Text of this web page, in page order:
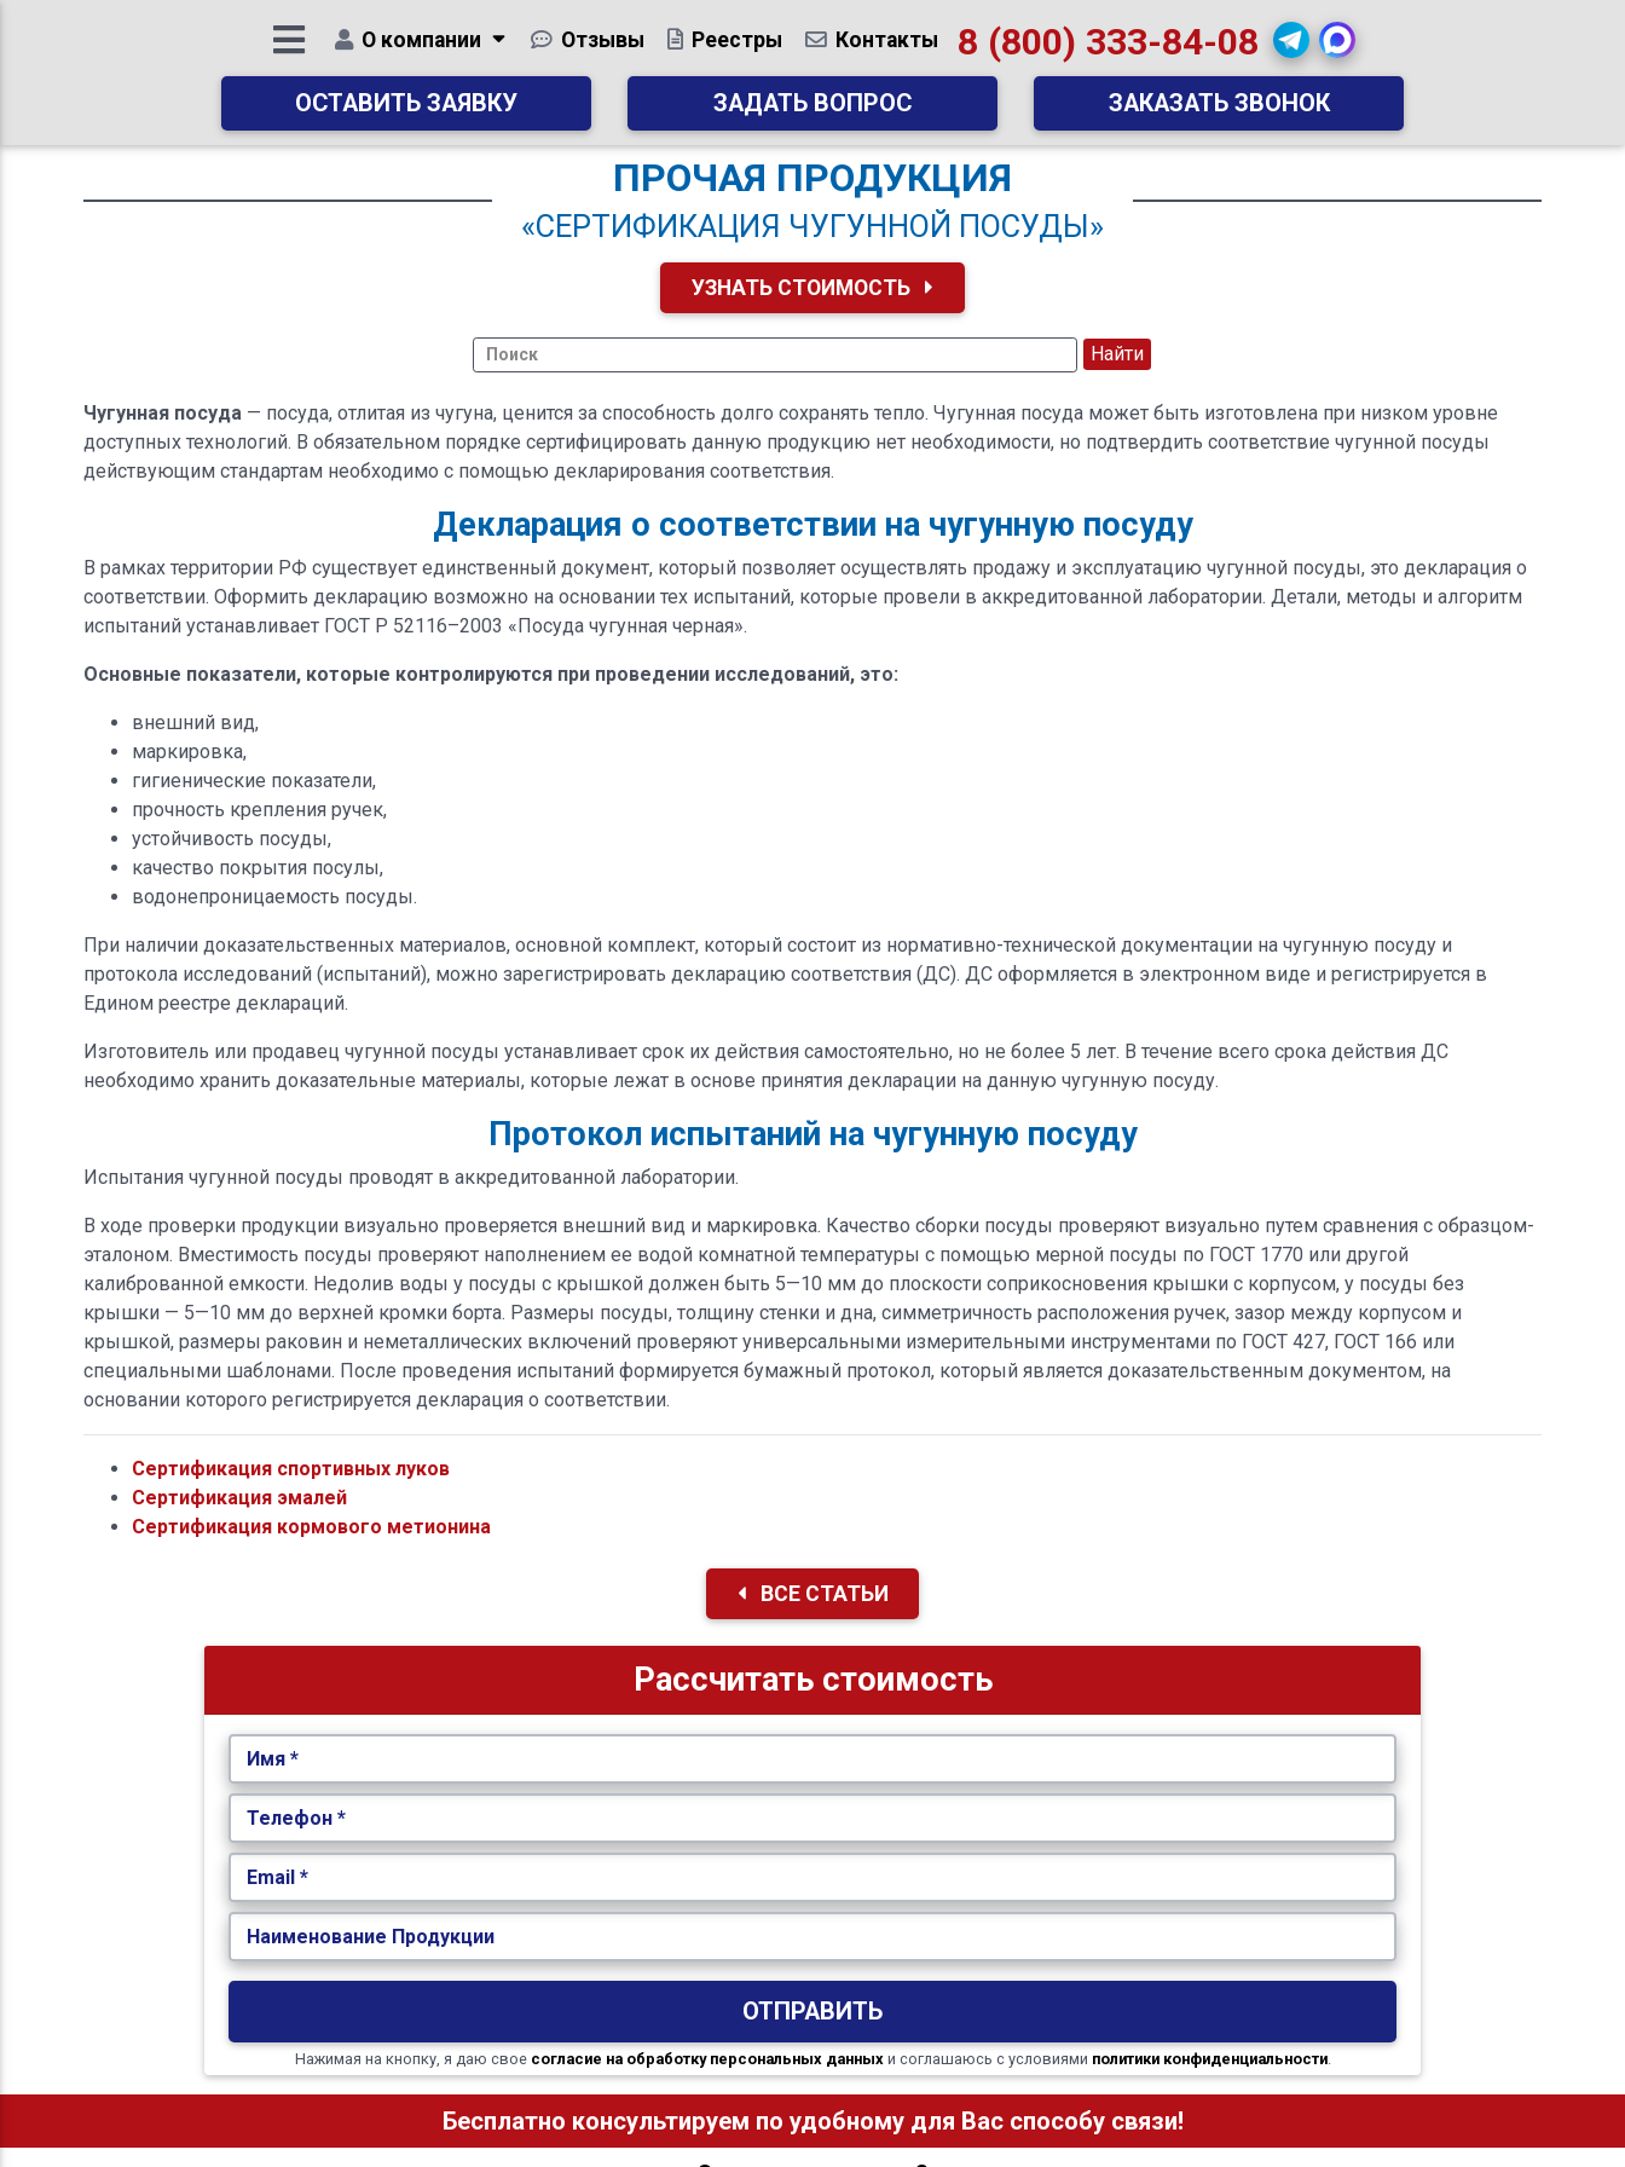
О компании Отзывы Реестры Контакты 8 (800) 333-84-08
ОСТАВИТЬ ЗАЯВКУ ЗАДАТЬ ВОПРОС ЗАКАЗАТЬ ЗВОНОК
ПРОЧАЯ ПРОДУКЦИЯ
«СЕРТИФИКАЦИЯ ЧУГУННОЙ ПОСУДЫ»
УЗНАТЬ СТОИМОСТЬ
Чугунная посуда — посуда, отлитая из чугуна, ценится за способность долго сохранять тепло. Чугунная посуда может быть изготовлена при низком уровне
доступных технологий. В обязательном порядке сертифицировать данную продукцию нет необходимости, но подтвердить соответствие чугунной посуды
действующим стандартам необходимо с помощью декларирования соответствия.
Декларация о соответствии на чугунную посуду
В рамках территории РФ существует единственный документ, который позволяет осуществлять продажу и эксплуатацию чугунной посуды, это декларация о
соответствии. Оформить декларацию возможно на основании тех испытаний, которые провели в аккредитованной лаборатории. Детали, методы и алгоритм
испытаний устанавливает ГОСТ Р 52116–2003 «Посуда чугунная черная».
Основные показатели, которые контролируются при проведении исследований, это:
внешний вид,
маркировка,
гигиенические показатели,
прочность крепления ручек,
устойчивость посуды,
качество покрытия посулы,
водонепроницаемость посуды.
При наличии доказательственных материалов, основной комплект, который состоит из нормативно-технической документации на чугунную посуду и
протокола исследований (испытаний), можно зарегистрировать декларацию соответствия (ДС). ДС оформляется в электронном виде и регистрируется в
Едином реестре деклараций.
Изготовитель или продавец чугунной посуды устанавливает срок их действия самостоятельно, но не более 5 лет. В течение всего срока действия ДС
необходимо хранить доказательные материалы, которые лежат в основе принятия декларации на данную чугунную посуду.
Протокол испытаний на чугунную посуду
Испытания чугунной посуды проводят в аккредитованной лаборатории.
В ходе проверки продукции визуально проверяется внешний вид и маркировка. Качество сборки посуды проверяют визуально путем сравнения с образцом-
эталоном. Вместимость посуды проверяют наполнением ее водой комнатной температуры с помощью мерной посуды по ГОСТ 1770 или другой
калиброванной емкости. Недолив воды у посуды с крышкой должен быть 5—10 мм до плоскости соприкосновения крышки с корпусом, у посуды без
крышки — 5—10 мм до верхней кромки борта. Размеры посуды, толщину стенки и дна, симметричность расположения ручек, зазор между корпусом и
крышкой, размеры раковин и неметаллических включений проверяют универсальными измерительными инструментами по ГОСТ 427, ГОСТ 166 или
специальными шаблонами. После проведения испытаний формируется бумажный протокол, который является доказательственным документом, на
основании которого регистрируется декларация о соответствии.
Сертификация спортивных луков
Сертификация эмалей
Сертификация кормового метионина
ВСЕ СТАТЬИ
Рассчитать стоимость
Имя *
Телефон *
Email *
Наименование Продукции
ОТПРАВИТЬ
Нажимая на кнопку, я даю свое согласие на обработку персональных данныхи соглашаюсь с условиями политики конфиденциальности.
Бесплатно консультируем по удобному для Вас способу связи!